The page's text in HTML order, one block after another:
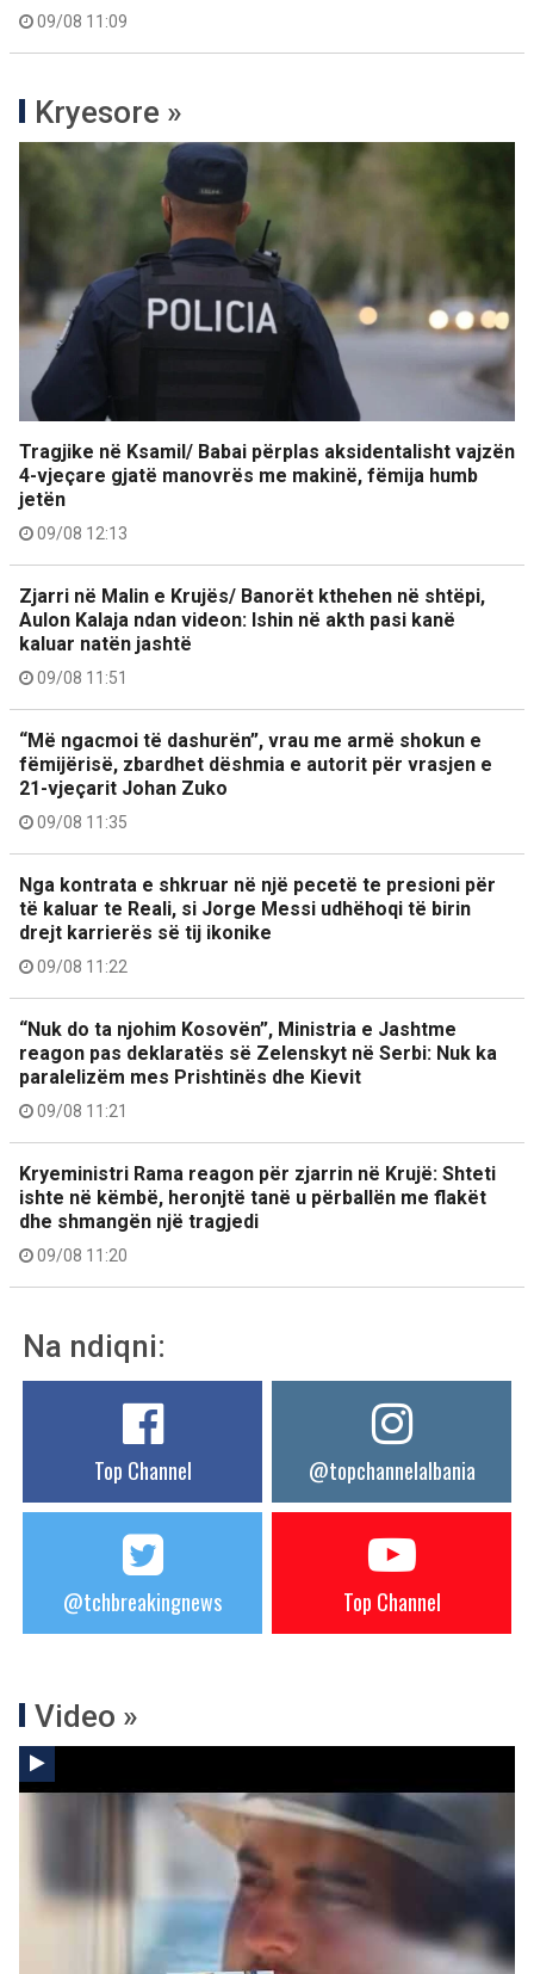
09/08 11:09
Kryesore »
Tragjike në Ksamil/ Babai përplas aksidentalisht vajzën
4-vjeçare gjatë manovrës me makinë, fëmija humb
jetën
09/08 12:13
Zjarri në Malin e Krujës/ Banorët kthehen në shtëpi,
Aulon Kalaja ndan videon: Ishin në akth pasi kanë
kaluar natën jashtë
09/08 11:51
“Më ngacmoi të dashurën”, vrau me armë shokun e
fëmijërisë, zbardhet dëshmia e autorit për vrasjen e
21-vjeçarit Johan Zuko
09/08 11:35
Nga kontrata e shkruar në një pecetë te presioni për
të kaluar te Reali, si Jorge Messi udhëhoqi të birin
drejt karrierës së tij ikonike
09/08 11:22
“Nuk do ta njohim Kosovën”, Ministria e Jashtme
reagon pas deklaratës së Zelenskyt në Serbi: Nuk ka
paralelizëm mes Prishtinës dhe Kievit
09/08 11:21
Kryeministri Rama reagon për zjarrin në Krujë: Shteti
ishte në këmbë, heronjtë tanë u përballën me flakët
dhe shmangën një tragjedi
09/08 11:20
Na ndiqni:
Top Channel @topchannelalbania
@tchbreakingnews Top Channel
Video »